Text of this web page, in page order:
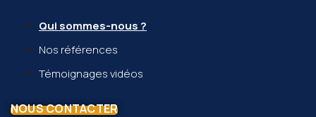
Qui sommes-nous ?
Nos références
Témoignages vidéos
NOUS CONTACTER